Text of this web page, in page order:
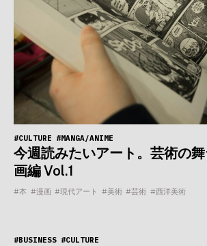
#CULTURE #MANGA/ANIME
今週読みたいアート。芸術の
画編 Vol.1
#本 #漫画 #現代アート #美術 #芸術 #西洋美術
#BUSINESS #CULTURE